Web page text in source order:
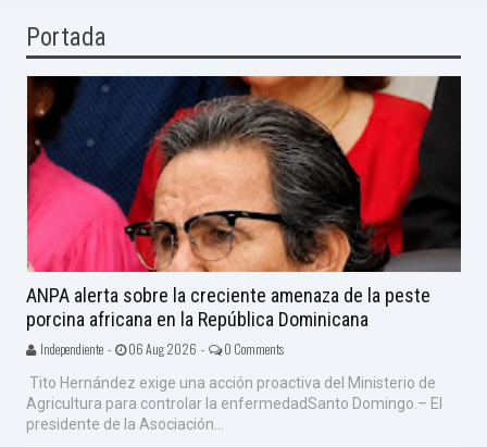
Portada
ANPA alerta sobre la creciente amenaza de la peste
porcina africana en la República Dominicana
Independiente - 06 Aug 2026 - 0 Comments
Tito Hernández exige una acción proactiva del Ministerio de
Agricultura para controlar la enfermedadSanto Domingo.– El
presidente de la Asociación...